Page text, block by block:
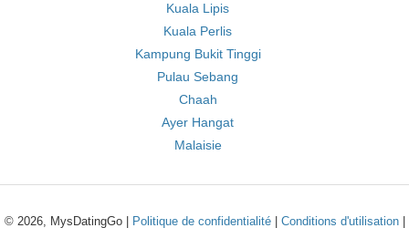
Kuala Lipis
Kuala Perlis
Kampung Bukit Tinggi
Pulau Sebang
Chaah
Ayer Hangat
Malaisie
© 2026, MysDatingGo | Politique de confidentialité| Conditions d'utilisation|